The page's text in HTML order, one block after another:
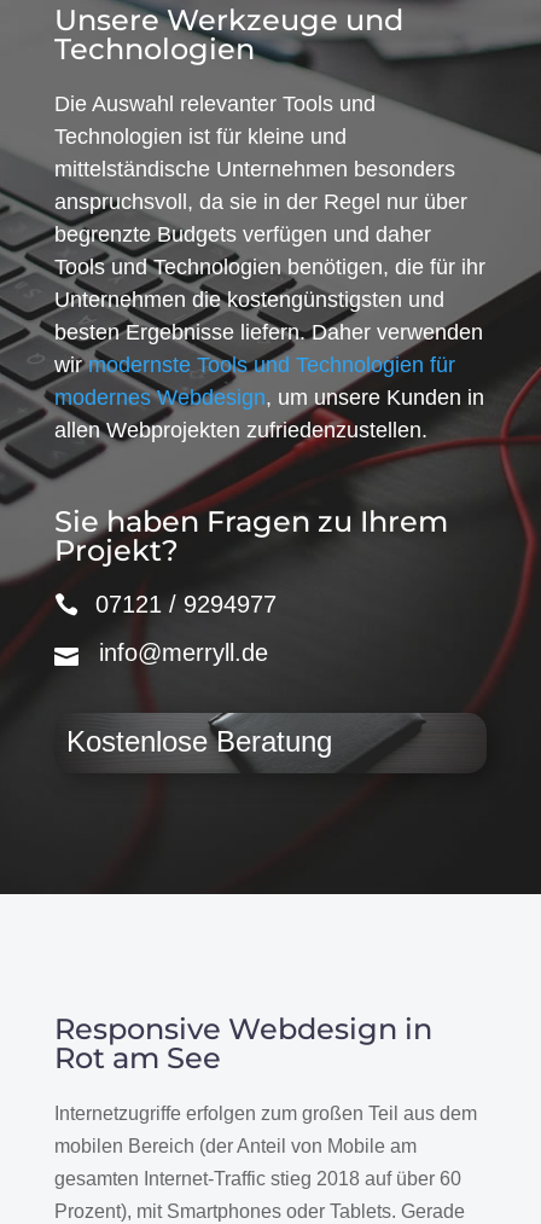
Unsere Werkzeuge und
Technologien
Die Auswahl relevanter Tools und
Technologien ist für kleine und
mittelständische Unternehmen besonders
anspruchsvoll, da sie in der Regel nur über
begrenzte Budgets verfügen und daher
Tools und Technologien benötigen, die für ihr
Unternehmen die kostengünstigsten und
besten Ergebnisse liefern. Daher verwenden
wirmodernste Tools und Technologien für
modernes Webdesign, um unsere Kunden in
allen Webprojekten zufriedenzustellen.
Sie haben Fragen zu Ihrem
Projekt?
07121 / 9294977
info@merryll.de
Kostenlose Beratung
Responsive Webdesign in
Rot am See
Internetzugriffe erfolgen zum großen Teil aus dem
mobilen Bereich (der Anteil von Mobile am
gesamten Internet-Traffic stieg 2018 auf über 60
Prozent), mit Smartphones oder Tablets. Gerade